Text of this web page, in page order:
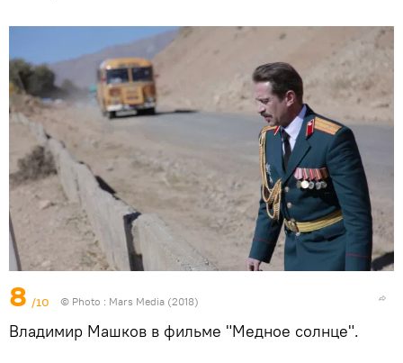
8 /10 © Photo : Mars Media (2018)
Владимир Машков в фильме "Медное солнце".